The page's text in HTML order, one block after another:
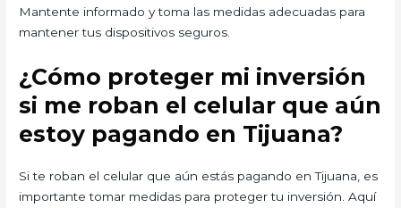
Mantente informado y toma las medidas adecuadas para
mantener tus dispositivos seguros.
¿Cómo proteger mi inversión
si me roban el celular que aún
estoy pagando en Tijuana?
Si te roban el celular que aún estás pagando en Tijuana, es
importante tomar medidas para proteger tu inversión. Aquí